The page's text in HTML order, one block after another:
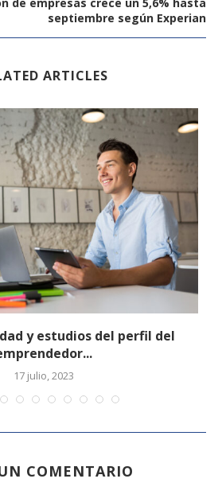
septiembre según Experian
ARTICLES
y estudios del perfil del
17 julio, 2023
COMENTARIO